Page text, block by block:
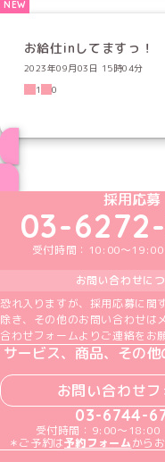
お給仕inしてますっ！
2023年09月03日 15時04分
1
0
めい
採用応募
03-
受付時間：10:00～19:00
お問い合わせに
恐れ入りますが、採用応募に関
除き、その他のお問い合わせは
合わせフォームよりご連絡をお
サービス、商品、その
お問い合わせ
03-6744-
受付時間：9:00～18:00
＊ご予約は予約フォームから